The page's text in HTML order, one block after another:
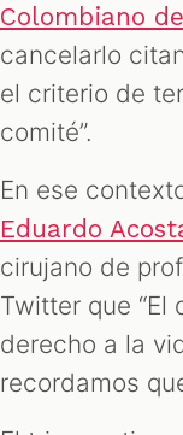
Colombiano
cancelarlo
el criterio de
comité”.
En ese
Eduardo
cirujano de
Twitter que
derecho a la
recordamos